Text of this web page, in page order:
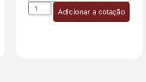
Adicionar a cotação